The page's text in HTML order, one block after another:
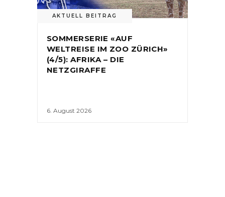
AKTUELL BEITRAG
SOMMERSERIE «AUF
WELTREISE IM ZOO ZÜRICH»
(4/5): AFRIKA – DIE
NETZGIRAFFE
6. August 2026